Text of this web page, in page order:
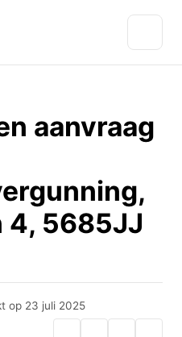
aanvraag
4, 5685JJ
op 23 juli 2025